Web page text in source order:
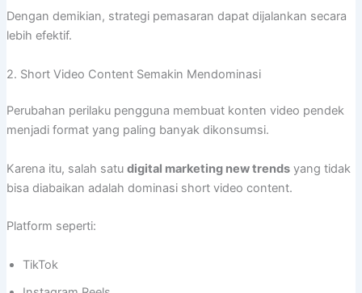
Dengan demikian, strategi pemasaran dapat dijalankan secara
lebih efektif.
2. Short Video Content Semakin Mendominasi
Perubahan perilaku pengguna membuat konten video pendek
menjadi format yang paling banyak dikonsumsi.
Karena itu, salah satu digital marketing new trendsyang tidak
bisa diabaikan adalah dominasi short video content.
Platform seperti:
TikTok